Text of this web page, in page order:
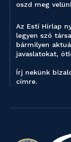
oszd meg
Az Esti Hírlap
legyen szó
bármilyen
javaslatokat,
Írj nekünk
címre.